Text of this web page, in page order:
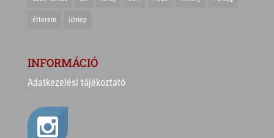
étterem ünnep
INFORMÁCIÓ
Adatkezelési tájékoztató